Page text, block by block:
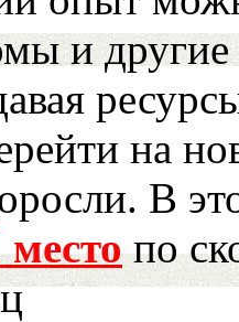
и другие
на
В
местопо